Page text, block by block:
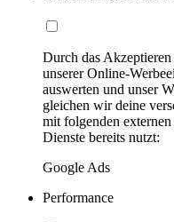
Durch das
unserer Online-
auswerten und unser
gleichen wir deine
mit folgenden
Dienste bereits nutzt:
Google Ads
Performance